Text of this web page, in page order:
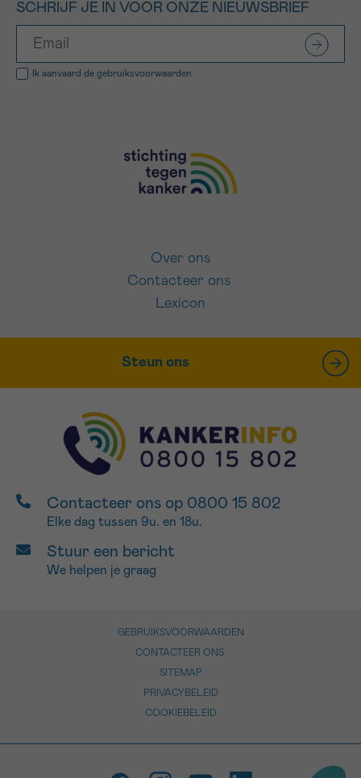
SCHRIJF JE IN VOOR ONZE NIEUWSBRIEF
Ik aanvaard de gebruiksvoorwaarden
Over ons
Contacteer ons
Lexicon
Steun ons
Contacteer ons op 0800 15 802
Elke dag tussen 9u. en 18u.
Stuur een bericht
We helpen je graag
GEBRUIKSVOORWAARDEN
CONTACTEER ONS
SITEMAP
PRIVACYBELEID
COOKIEBELEID